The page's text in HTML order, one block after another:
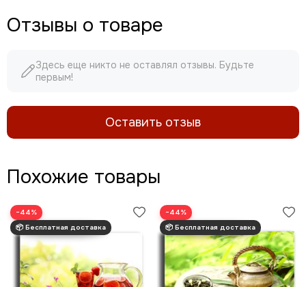
Отзывы о товаре
Здесь еще никто не оставлял отзывы. Будьте
первым!
Оставить отзыв
Похожие товары
−44% −44%